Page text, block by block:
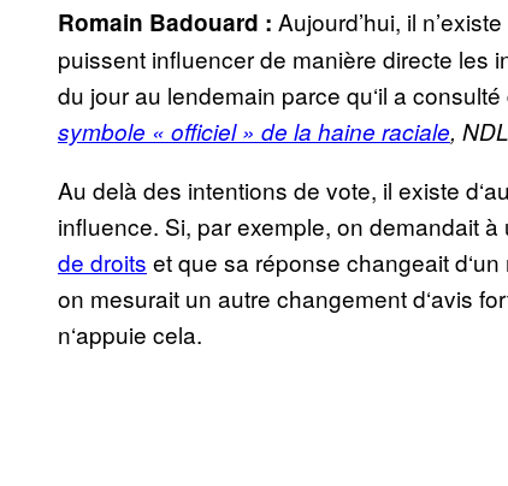
Romain Badouard : Aujourd’hui, il
puissent influencer de manière directe les
du jour au lendemain parce qu‘il a
symbole « officiel » de la haine raciale,
Au delà des intentions de vote, il existe
influence. Si, par exemple, on demandait à
de droits et que sa réponse changeait
on mesurait un autre changement d‘avis
n‘appuie cela.